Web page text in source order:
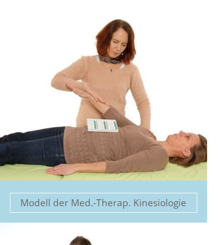
Modell der Med.-Therap. Kinesiologie